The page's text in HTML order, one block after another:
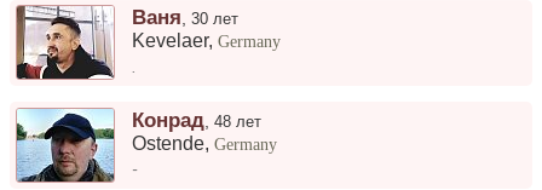
Ваня,30 лет
Kevelaer,Germany
Конрад ,48 лет
Ostende,Germany
-